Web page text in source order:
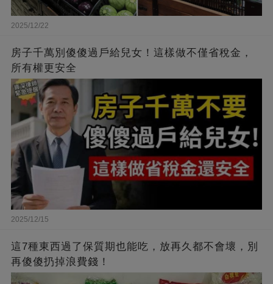
2025/12/22
房子千萬別傻傻過戶給兒女！這樣做不僅省稅金，
所有權更安全
2025/12/15
這7種東西過了保質期也能吃，放再久都不會壞，別
再傻傻扔掉浪費錢！